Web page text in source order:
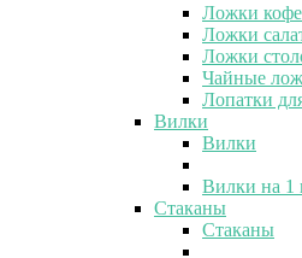
Ложки
Ложки
Ложки
Чайные
Лопатки
Вилки
Вилки
Вилки на 1
Стаканы
Стаканы